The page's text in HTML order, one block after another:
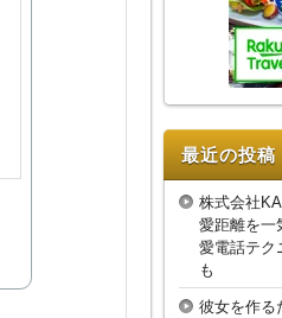
最近の投稿
株式会社
愛距離を一
愛電話テ
も
彼女を作